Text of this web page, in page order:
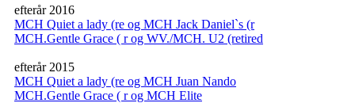
efterår 2016
MCH Quiet a lady (re og MCH Jack Daniel`s (r
MCH.Gentle Grace ( r og WV./MCH. U2 (retired
efterår 2015
MCH Quiet a lady (re og MCH Juan Nando
MCH.Gentle Grace ( r og MCH Elite